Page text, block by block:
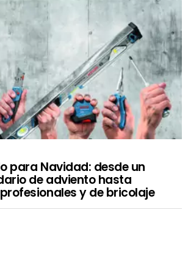
para Navidad: desde un
de adviento hasta
y de bricolaje